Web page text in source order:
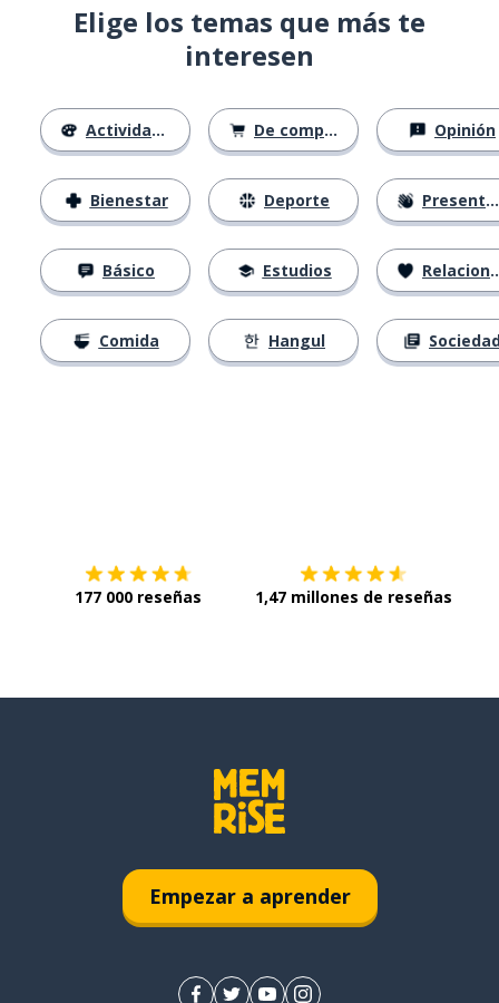
Elige los temas que más te
interesen
Actividades
Bienestar
Básico
Comida
De compras
Deporte
Estudios
Hangul
Opinión
Presentación
Relaciones
177 000 reseñas 1,47 millones de reseñas
Empezar a aprender